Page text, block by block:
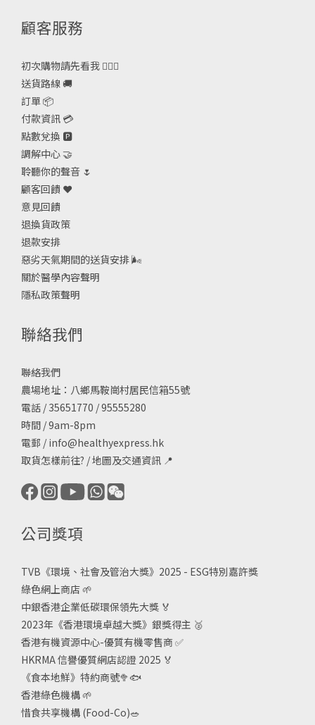
顧客服務
初次購物請先看我 🙋🏻‍♀️
送貨路線 🚚
訂單 📦
付款資訊 💳
點數兌換 🅿️
調解中心 🤝
聆聽你的聲音 🌷
顧客回饋 ❤️
意見回饋
退換貨政策
退款安排
惡劣天氣期間的送貨安排🌬
關於醫學內容聲明
隱私政策聲明
聯絡我們
聯絡我們
農場地址：八鄉馬鞍崗村居民信箱55號
電話 / 35651770 / 95555280
時間 / 9am-8pm
電郵 / info@healthyexpress.hk
取貨怎樣前往? /地圖及交通資訊 📍
公司獎項
TVB《環境、社會及管治大獎》2025 - ESG特別嘉許獎
綠色網上商店 🌱
中銀香港企業低碳環保領先大獎 🏅
2023年《香港環境卓越大獎》銀獎得主 🥈
香港有機資源中心-優質有機零售商✅
HKRMA 信譽優質網店認證 2025 🏅
《食本地鮮》特約商號🥦🐟
香港綠色機構 🌱
惜食共享機構 (Food-Co)🥗